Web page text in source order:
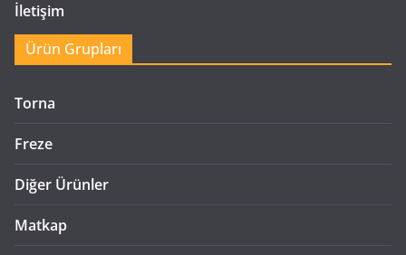
İletişim
Ürün Grupları
Torna
Freze
Diğer Ürünler
Matkap